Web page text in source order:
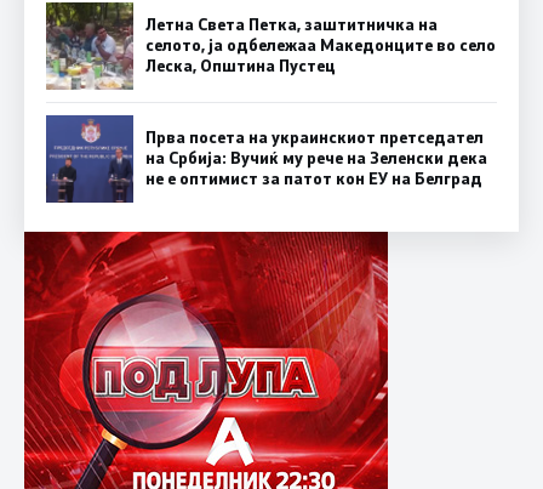
Летна Света Петка, заштитничка на
селото, ја одбележаа Македонците во село
Леска, Општина Пустец
Прва посета на украинскиот претседател
на Србија: Вучиќ му рече на Зеленски дека
не е оптимист за патот кон ЕУ на Белград